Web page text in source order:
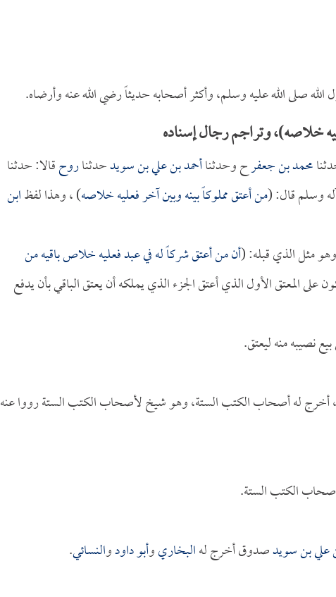
صلى الله عليه وسلم، وأكثر أصحابه حديثاً رضي الله عنه وأرضاه.
خلاصه)، وتراجم رجال إسناده
محمد بن جعفرح وحدثناأحمد بن علي بن سويدحدثناروحقالا: حدثنا
وسلم قال: (من أعتق مملوكاً بينه وبين آخر فعليه خلاصه) ، وهذا لفظابن
وهو مثل الذي قبله: (أن من أعتق شركاً له في عبد فعليه خلاص باقيه من
على المعتق الأول الذي أعتق الجزء الذي يملكه أن يعتق الباقي بأن يدفع
نصيبه منه ليعتق.
أخرج له أصحاب الكتب الستة، وهو شيخ لأصحاب الكتب الستة رووا عنه
الكتب الستة.
علي بن سويدصدوق أخرج لهالبخاريوأبو داودوالنسائي.